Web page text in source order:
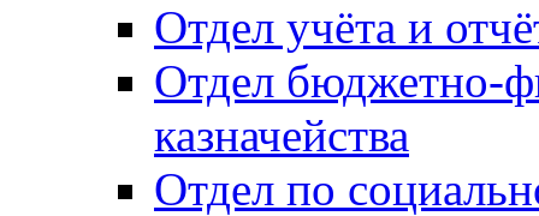
Отдел учёта и
Отдел бюджетно-
казначейства
Отдел по